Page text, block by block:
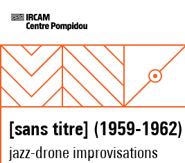
[sans titre] (1959-1962)
jazz-drone improvisations